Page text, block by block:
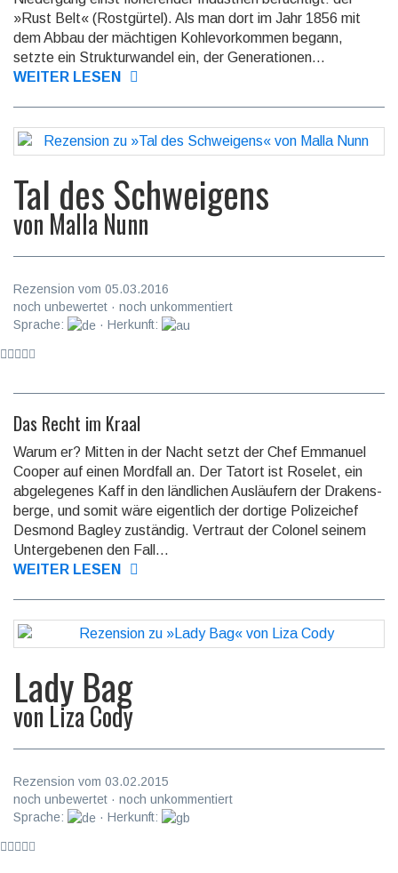
»Rust Belt« (Rost­gürtel). Als man dort im Jahr 1856 mit
dem Abbau der mächtigen Kohle­vorkom­men begann,
setzte ein Struktur­wandel ein, der Genera­tionen...
WEITER LESEN
Tal des Schweigens
von Malla Nunn
Rezension vom 05.03.2016
noch unbewertet · noch unkommentiert
Sprache:
· Herkunft:
Das Recht im Kraal
Warum er? Mitten in der Nacht setzt der Chef Emmanuel
Cooper auf einen Mordfall an. Der Tatort ist Rose­let, ein
abge­lege­nes Kaff in den länd­lichen Aus­läufern der Drakens­
berge, und somit wäre eigent­lich der dortige Polizei­chef
Desmond Bagley zu­ständig. Vertraut der Colonel seinem
Untergebenen den Fall...
WEITER LESEN
Lady Bag
von Liza Cody
Rezension vom 03.02.2015
noch unbewertet · noch unkommentiert
Sprache:
· Herkunft: